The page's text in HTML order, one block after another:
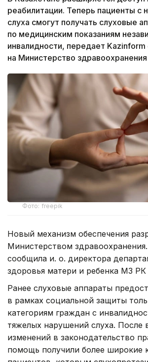
реабилитации. Теперь пациенты с
слуха смогут получать слуховые
по медицинским показаниям
инвалидности, передает Kazinform
на Министерство
Фото: freepik
Новый механизм обеспечения
Министерством
сообщила и. о. директора
здоровья матери и ребенка МЗ
Ранее слуховые аппараты
в рамках социальной защиты
категориям граждан с
тяжелых нарушений слуха. После
изменений в законодательство
помощь получили более широкие